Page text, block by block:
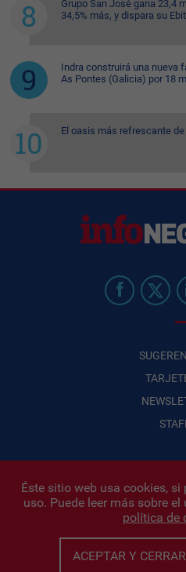
Grupo San José gana 23,4
34,5% más, y dispara su
Indra construirá una nueva
As Pontes (Galicia) por 18
El oasis más refrescante
Infonegocios 2026|
Políticas de Privacidad|
Iñigo
Este sitio esta protegido por
Éste sitio web usa cookies,
uso. Puede leer más sobre
política de
ACEPTAR Y